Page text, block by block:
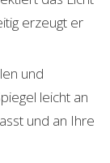
erzeugt er
und
leicht an
und an Ihre